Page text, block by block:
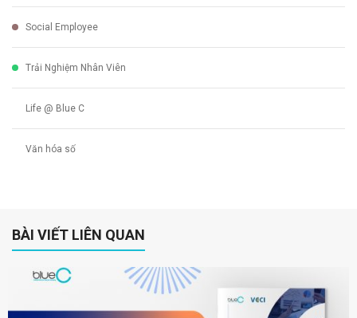
Social Employee
Trải Nghiệm Nhân Viên
Life @ Blue C
Văn hóa số
BÀI VIẾT LIÊN QUAN